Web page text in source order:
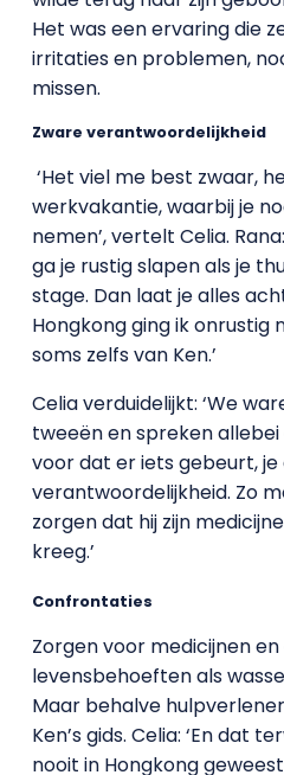
Het was een ervaring die
irritaties en problemen,
missen.
Zware verantwoordelijkheid
‘Het viel me best zwaar,
werkvakantie, waarbij je
nemen’, vertelt Celia.
ga je rustig slapen als je
stage. Dan laat je alles
Hongkong ging ik onrustig
soms zelfs van Ken.’
Celia verduidelijkt: ‘We
tweeën en spreken allebei
voor dat er iets gebeurt,
verantwoordelijkheid. Zo
zorgen dat hij zijn
kreeg.’
Confrontaties
Zorgen voor medicijnen
levensbehoeften als
Maar behalve
Ken’s gids. Celia: ‘En dat
nooit in Hongkong geweest